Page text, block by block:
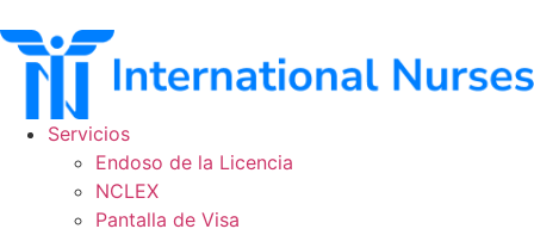
al
contenido
Servicios
Endoso de la Licencia
NCLEX
Pantalla de Visa